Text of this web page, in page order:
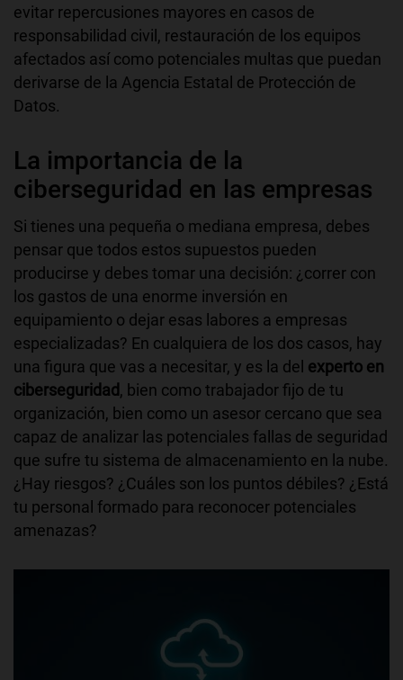
evitar repercusiones mayores en casos de
responsabilidad civil, restauración de los equipos
afectados así como potenciales multas que puedan
derivarse de la Agencia Estatal de Protección de
Datos.
La importancia de la
ciberseguridad en las empresas
Si tienes una pequeña o mediana empresa, debes
pensar que todos estos supuestos pueden
producirse y debes tomar una decisión: ¿correr con
los gastos de una enorme inversión en
equipamiento o dejar esas labores a empresas
especializadas? En cualquiera de los dos casos, hay
una figura que vas a necesitar, y es la del experto en
ciberseguridad, bien como trabajador fijo de tu
organización, bien como un asesor cercano que sea
capaz de analizar las potenciales fallas de seguridad
que sufre tu sistema de almacenamiento en la nube.
¿Hay riesgos? ¿Cuáles son los puntos débiles? ¿Está
tu personal formado para reconocer potenciales
amenazas?